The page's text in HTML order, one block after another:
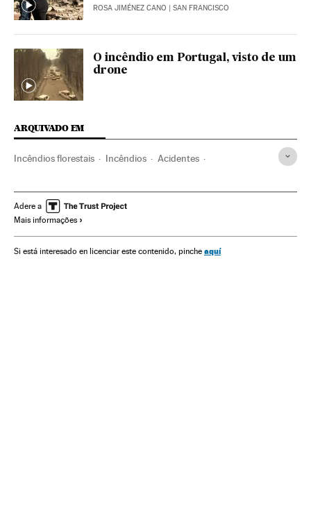
ROSA JIMÉNEZ CANO | SAN FRANCISCO
O incêndio em Portugal, visto de um
drone
ARQUIVADO EM
Incêndios florestais Incêndios Acidentes
Adere a
Mais informações
Si está interesado en licenciar este contenido, pinche aquí